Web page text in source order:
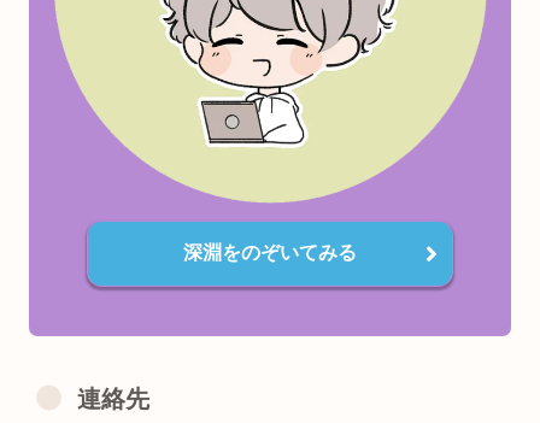
検索上位で中身薄い企業サイトに対抗し個人でがんばってま
す。
口コミでちょっとずつ広がってくれると嬉しいです😋
書いてほしいテーマなどありましたらお気軽にご連絡くだ
深淵をのぞいてみる
連絡先